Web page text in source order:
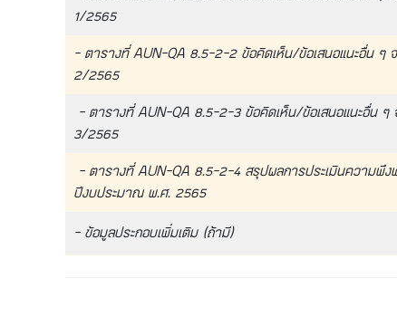
1/2565
– ตารางที่ AUN-QA 8.5-2-2 ข้อคิดเห็น/ข้อเสนอแนะอื่น ๆ
2/2565
– ตารางที่ AUN-QA 8.5-2-3 ข้อคิดเห็น/ข้อเสนอแนะอื่น ๆ
3/2565
– ตารางที่ AUN-QA 8.5-2-4 สรุปผลการประเมินความพึง
ปีงบประมาณ พ.ศ. 2565
– ข้อมูลประกอบเพิ่มเติม (ถ้ามี)